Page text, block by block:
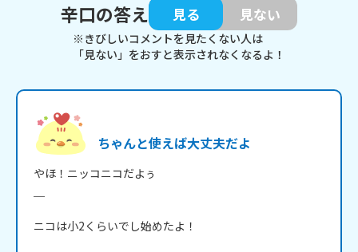
辛口の答え
見る 見ない
※きびしいコメントを見たくない人は
「見ない」をおすと表示されなくなるよ！
ちゃんと使えば大丈夫だよ
やほ！ニッコニコだよぅ
ニコは小2くらいでし始めたよ！